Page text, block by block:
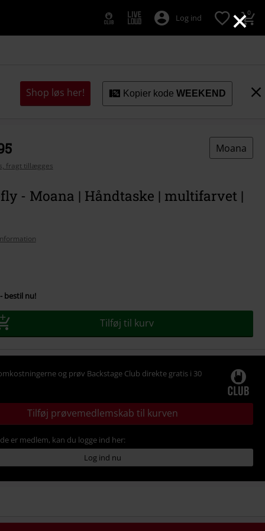
×
Log ind 0
Shop løs her! Kopier kode WEEKEND
fragt tillægges
Moana
- Moana | Håndtaske | multifarvet |
bestil nu!
Tilføj til kurv
og prøv Backstage Club direkte gratis i 30
Tilføj prøvemedlemskab til kurven
er medlem, kan du logge ind her:
Log ind nu